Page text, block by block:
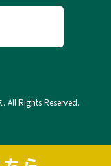
All Rights Reserved.